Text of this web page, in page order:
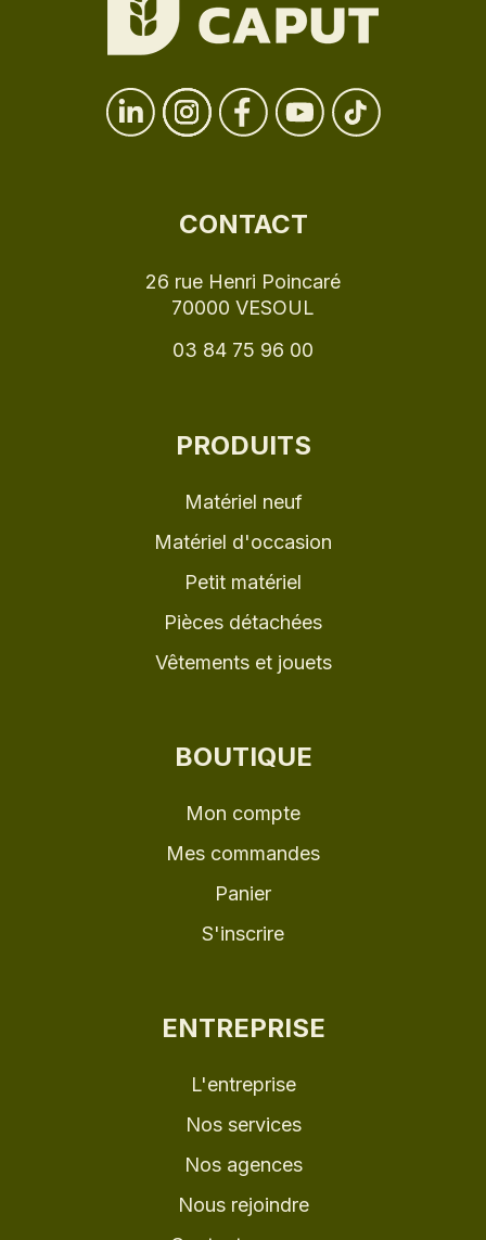
CONTACT
26 rue Henri Poincaré
70000 VESOUL
03 84 75 96 00
PRODUITS
Matériel neuf
Matériel d'occasion
Petit matériel
Pièces détachées
Vêtements et jouets
BOUTIQUE
Mon compte
Mes commandes
Panier
S'inscrire
ENTREPRISE
L'entreprise
Nos services
Nos agences
Nous rejoindre